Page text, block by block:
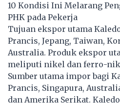
10 Kondisi Ini Melarang
PHK pada Pekerja
Tujuan ekspor utama
Prancis, Jepang, Taiwan,
Australia. Produk ekspor
meliputi nikel dan ferro-
Sumber utama impor bagi
Prancis, Singapura,
dan Amerika Serikat.